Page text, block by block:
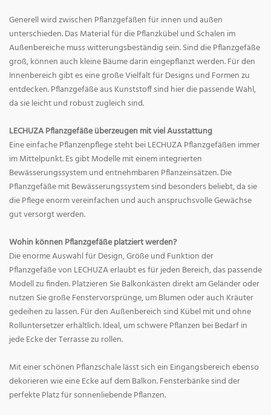
Generell wird zwischen Pflanzgefäßen für innen und außen
unterschieden. Das Material für die Pflanzkübel und Schalen im
Außenbereiche muss witterungsbeständig sein. Sind die Pflanzgefäße
groß, können auch kleine Bäume darin eingepflanzt werden. Für den
Innenbereich gibt es eine große Vielfalt für Designs und Formen zu
entdecken. Pflanzgefäße aus Kunststoff sind hier die passende Wahl,
da sie leicht und robust zugleich sind.
LECHUZA Pflanzgefäße überzeugen mit viel Ausstattung
Eine einfache Pflanzenpflege steht bei LECHUZA Pflanzgefäßen immer
im Mittelpunkt. Es gibt Modelle mit einem integrierten
Bewässerungssystem und entnehmbaren Pflanzeinsätzen. Die
Pflanzgefäße mit Bewässerungssystem sind besonders beliebt, da sie
die Pflege enorm vereinfachen und auch anspruchsvolle Gewächse
gut versorgt werden.
Wohin können Pflanzgefäße platziert werden?
Die enorme Auswahl für Design, Größe und Funktion der
Pflanzgefäße von LECHUZA erlaubt es für jeden Bereich, das passende
Modell zu finden. Platzieren Sie Balkonkästen direkt am Geländer oder
nutzen Sie große Fenstervorsprünge, um Blumen oder auch Kräuter
gedeihen zu lassen. Für den Außenbereich sind Kübel mit und ohne
Rolluntersetzer erhältlich. Ideal, um schwere Pflanzen bei Bedarf in
jede Ecke der Terrasse zu rollen.
Mit einer schönen Pflanzschale lässt sich ein Eingangsbereich ebenso
dekorieren wie eine Ecke auf dem Balkon. Fensterbänke sind der
perfekte Platz für sonnenliebende Pflanzen.